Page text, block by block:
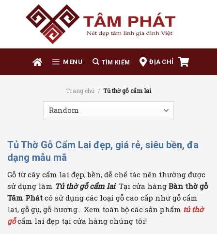
MENU ĐỊA CHỈ
Trang chủ / Tủ thờ gỗ cẩm lai
Tủ Thờ Gỗ Cẩm Lai đẹp, giá rẻ, siêu bền, đa
dạng mẫu mã
Gỗ từ cây cẩm lai đẹp, bền, dễ chế tác nên thường được
sử dụng làm Tủ thờ gỗ cẩm lai. Tại cửa hàng Bàn thờ gỗ
Tâm Phát có sử dụng các loại gỗ cao cấp như gỗ cẩm
lai, gỗ gụ, gỗ hương… Xem toàn bộ các sản phẩm tủ thờ
gỗcẩm lai đẹp tại cửa hàng chúng tôi!